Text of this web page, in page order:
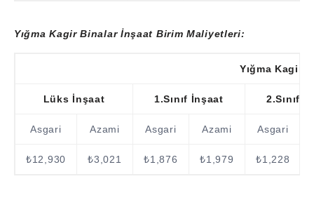
Yığma Kagir Binalar İnşaat Birim Maliyetleri:
Yığma Kagir
Lüks İnşaat 1.Sınıf İnşaat 2.Sınıf
Asgari Azami Asgari Azami Asgari
₺12,930 ₺3,021 ₺1,876 ₺1,979 ₺1,228